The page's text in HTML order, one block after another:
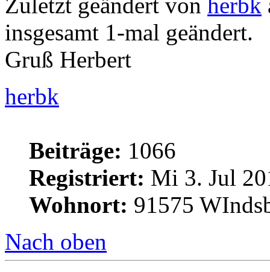
insgesamt 1-mal geändert.
Gruß Herbert
herbk
Beiträge: 1066
Registriert: Mi 3. Jul
Wohnort: 91575
Nach oben